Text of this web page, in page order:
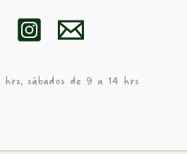
sábados de 9 a 14 hrs